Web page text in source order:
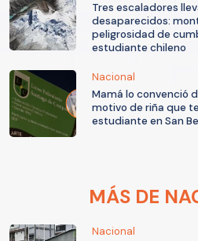
Tres escaladores
desaparecidos:
peligrosidad de
estudiante chileno
Nacional
Mamá lo convenció
motivo de riña que
estudiante en San
MÁS DE
Nacional